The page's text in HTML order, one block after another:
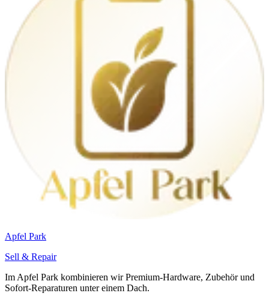
Apfel Park
Sell & Repair
Im Apfel Park kombinieren wir Premium-Hardware, Zubehör und
Sofort-Reparaturen unter einem Dach.